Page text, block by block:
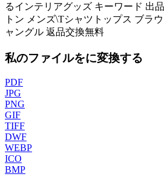
るインテリアグッズ キーワード 出
トン メンズ\Tシャツトップス ブラ
ャングル 返品交換無料
私のファイルをに変換する
PDF
JPG
PNG
GIF
TIFF
DWF
WEBP
ICO
BMP